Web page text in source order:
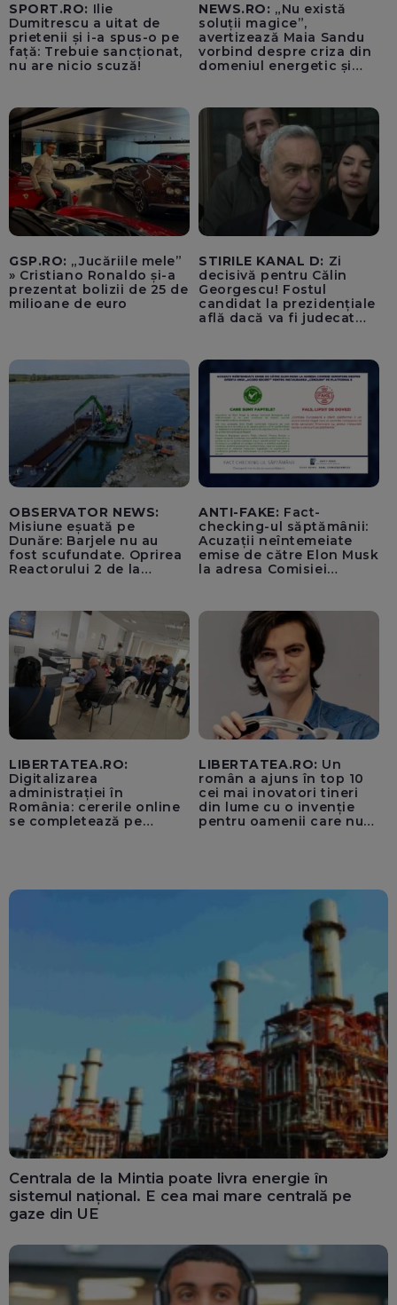
SPORT.RO: Ilie
Dumitrescu a uitat de
prietenii și i-a spus-o pe
față: Trebuie sancționat,
nu are nicio scuză!
NEWS.RO: „Nu există
soluții magice”,
avertizează Maia Sandu
vorbind despre criza din
domeniul energetic și
economii: „Altfel vom
plăti tarife foarte mari”
GSP.RO: „Jucăriile mele”
» Cristiano Ronaldo și-a
prezentat bolizii de 25 de
milioane de euro
STIRILE KANAL D: Zi
decisivă pentru Călin
Georgescu! Fostul
candidat la prezidențiale
află dacă va fi judecat
OBSERVATOR NEWS:
Misiune eșuată pe
Dunăre: Barjele nu au
fost scufundate. Oprirea
Reactorului 2 de la
ANTI-FAKE: Fact-
checking-ul săptămânii:
Acuzații neîntemeiate
emise de către Elon Musk
la adresa Comisiei
pentru instaurarea
„cenzurii” pe platforma X
LIBERTATEA.RO:
Digitalizarea
administrației în
România: cererile online
se completează pe
LIBERTATEA.RO: Un
român a ajuns în top 10
cei mai inovatori tineri
din lume cu o invenție
pentru oamenii care nu
Centrala de la Mintia poate livra energie în
sistemul național. E cea mai mare centrală pe
gaze din UE